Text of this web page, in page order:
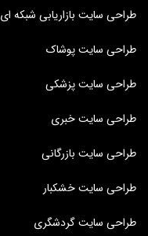
طراحی سایت بازاریابی شبکه ای
طراحی سایت پوشاک
طراحی سایت پزشکی
طراحی سایت خبری
طراحی سایت بازرگانی
طراحی سایت خشکبار
طراحی سایت گردشگری